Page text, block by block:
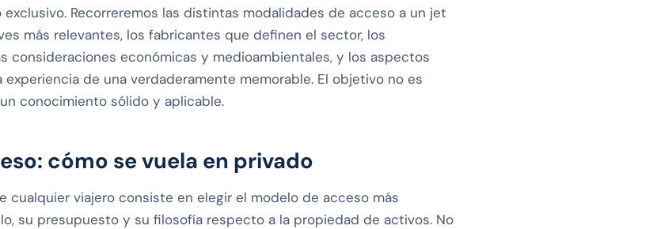
Recorreremos las distintas modalidades de acceso a un jet
más relevantes, los fabricantes que definen el sector, los
consideraciones económicas y medioambientales, y los aspectos
de una verdaderamente memorable. El objetivo no es
conocimiento sólido y aplicable.
cómo se vuela en privado
cualquier viajero consiste en elegir el modelo de acceso más
su presupuesto y su filosofía respecto a la propiedad de activos. No